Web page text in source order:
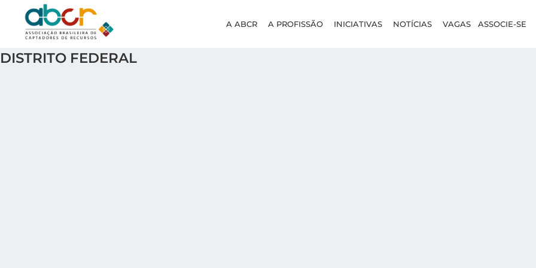
A ABCR A PROFISSÃO INICIATIVAS NOTÍCIAS VAGAS ASSOCIE-SE
DISTRITO FEDERAL